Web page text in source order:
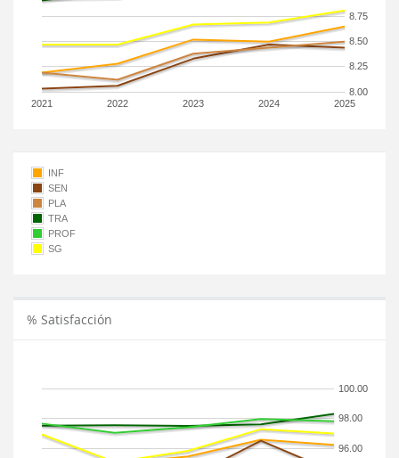
2021 2022 2023 2024 2025
8.00
8.25
8.50
8.75
INF
SEN
PLA
TRA
PROF
SG
% Satisfacción
96.00
98.00
100.00